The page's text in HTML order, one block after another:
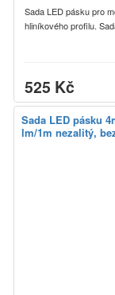
Sada LED pásku pro
hliníkového profilu.
525 Kč
Sada LED pásku
lm/1m nezalitý,